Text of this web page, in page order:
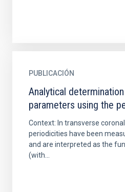
PUBLICACIÓN
Analytical
parameters using the
Context: In transverse
periodicities have been
and are interpreted as the
(with...